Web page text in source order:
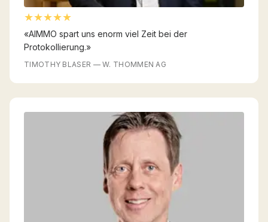
★★★★★
«AIMMO spart uns enorm viel Zeit bei der
Protokollierung.»
TIMOTHY BLASER —W. THOMMEN AG